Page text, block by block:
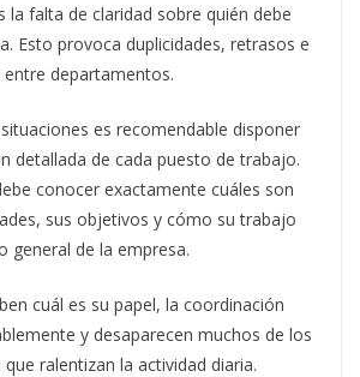
la falta de claridad sobre quién debe
Esto provoca duplicidades, retrasos e
departamentos.
es recomendable disponer
detallada de cada puesto de trabajo.
conocer exactamente cuáles son
sus objetivos y cómo su trabajo
general de la empresa.
cuál es su papel, la coordinación
y desaparecen muchos de los
ralentizan la actividad diaria.